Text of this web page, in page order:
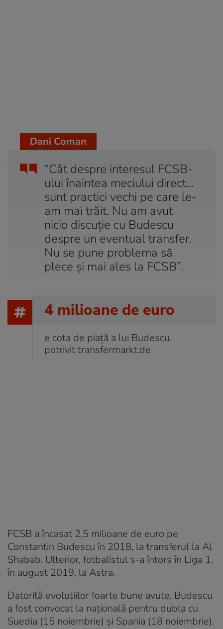
“Cât despre interesul FCSB-
ului înaintea meciului direct…
sunt practici vechi pe care le-
am mai trăit. Nu am avut
nicio discuție cu Budescu
despre un eventual transfer.
Nu se pune problema să
plece și mai ales la FCSB”.
Dani Coman
4 milioane de euro
e cota de piață a lui Budescu,
potrivit transfermarkt.de
FCSB a încasat 2,5 milioane de euro pe
Constantin Budescu în 2018, la transferul la Al
Shabab. Ulterior, fotbalistul s-a întors în Liga 1,
în august 2019, la Astra.
Datorită evoluțiilor foarte bune avute, Budescu
a fost convocat la națională pentru dubla cu
Suedia (15 noiembrie) și Spania (18 noiembrie).